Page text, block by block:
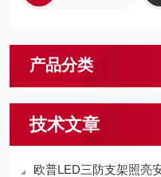
产品分类
技术文章
欧普LED三防支架照亮